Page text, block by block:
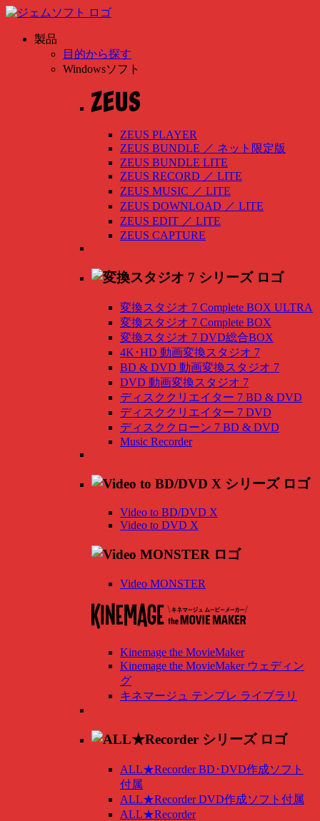
製品
目的から探す
Windowsソフト
ZEUS PLAYER
ZEUS BUNDLE ／ ネット限定版
ZEUS BUNDLE LITE
ZEUS RECORD ／ LITE
ZEUS MUSIC ／ LITE
ZEUS DOWNLOAD ／ LITE
ZEUS EDIT ／ LITE
ZEUS CAPTURE
変換スタジオ 7 Complete BOX ULTRA
変換スタジオ 7 Complete BOX
変換スタジオ 7 DVD総合BOX
4K･HD 動画変換スタジオ 7
BD & DVD 動画変換スタジオ 7
DVD 動画変換スタジオ 7
ディスククリエイター 7 BD & DVD
ディスククリエイター 7 DVD
ディスククローン 7 BD & DVD
Music Recorder
Video to BD/DVD X
Video to DVD X
Video MONSTER
Kinemage the MovieMaker
Kinemage the MovieMaker ウェディン
グ
キネマージュ テンプレ ライブラリ
ALL★Recorder BD･DVD作成ソフト
付属
ALL★Recorder DVD作成ソフト付属
ALL★Recorder